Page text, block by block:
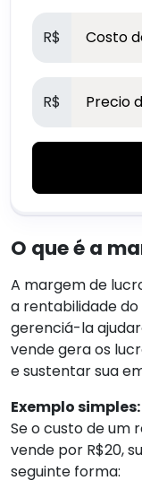
R$
R$
O que é a
A margem de
a rentabilidade
gerenciá-la
vende gera os
e sustentar sua
Exemplo simples:
Se o custo de um
vende por R$20,
seguinte forma: